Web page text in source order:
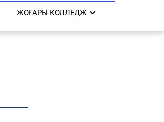
ЖОҒАРЫ КОЛЛЕДЖ